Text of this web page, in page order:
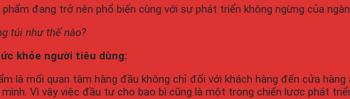
đang trở nên phổ biến cùng với sự phát triển không ngừng của
túi như thế nào?
khỏe người tiêu dùng:
là mối quan tâm hàng đầu không chỉ đối với khách hàng đến cửa
Vì vậy việc đầu tư cho bao bì cũng là một trong chiến lược phát